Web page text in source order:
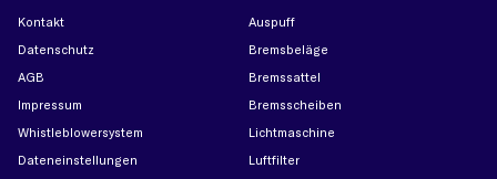
Kontakt
Datenschutz
AGB
Impressum
Whistleblowersystem
Dateneinstellungen
Auspuff
Bremsbeläge
Bremssattel
Bremsscheiben
Lichtmaschine
Luftfilter